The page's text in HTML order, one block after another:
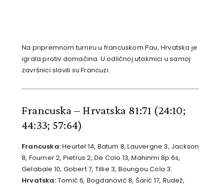
Na pripremnom turniru u francuskom Pau, Hrvatska je
igrala protiv domaćina. U odličnoj utakmici u samoj
završnici slavili su Francuzi.
Francuska – Hrvatska 81:71 (24:10;
44:33; 57:64)
Francuska:Heurtel 14, Batum 8, Lauvergne 3, Jackson
8, Fourner 2, Pietrus 2, De Colo 13, Mahinmi 8p 6s,
Gelabale 10, Gobert 7, Tillie 3, Boungou Colo 3.
Hrvatska:Tomić 6, Bogdanović 8, Šarić 17, Rudež,